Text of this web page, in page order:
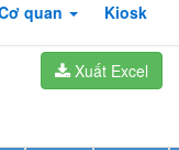
quan Kiosk
Xuất Excel